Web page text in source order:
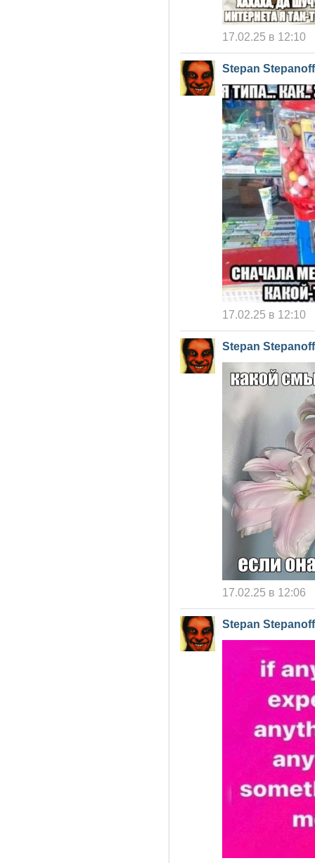
17.02.25 в 12:10
Stepan Stepanoff
17.02.25 в 12:10
Stepan Stepanoff
17.02.25 в 12:06
Stepan Stepanoff